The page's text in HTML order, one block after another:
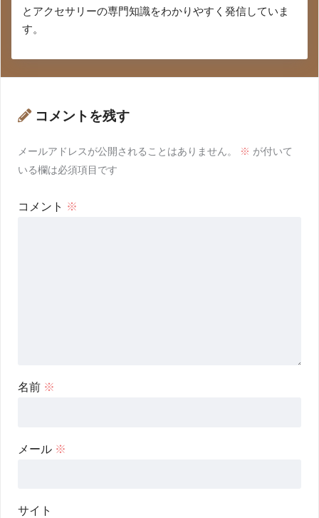
とアクセサリーの専門知識をわかりやすく発信していま
す。
コメントを残す
メールアドレスが公開されることはありません。 ※ が付いて
いる欄は必須項目です
コメント ※
名前 ※
メール ※
サイト